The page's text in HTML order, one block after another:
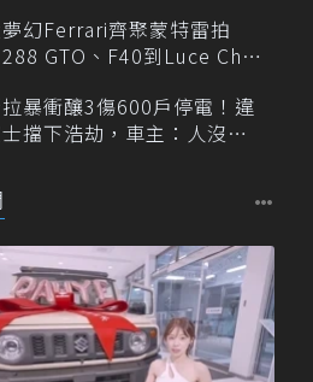
幻Ferrari齊聚蒙特雷拍
GTO、F40到Luce Cha
暴衝釀3傷600戶停電！違
擋下浩劫，車主：人沒事